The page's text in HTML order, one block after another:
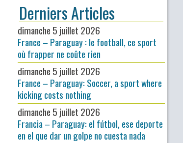
Derniers Articles
dimanche 5 juillet 2026
France – Paraguay : le football, ce sport
où frapper ne coûte rien
dimanche 5 juillet 2026
France – Paraguay: Soccer, a sport where
kicking costs nothing
dimanche 5 juillet 2026
Francia – Paraguay: el fútbol, ese deporte
en el que dar un golpe no cuesta nada